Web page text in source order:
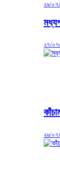
২৯/
২৭/
২৬/